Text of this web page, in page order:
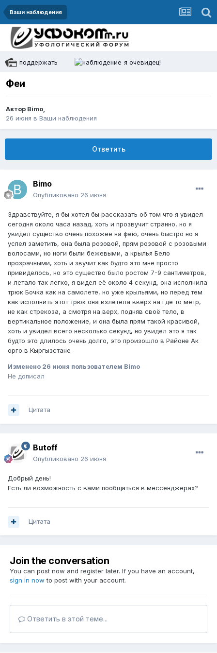
Ваши наблюдения
поддержать я очевидец!
Феи
Автор Bimo,
26 июня в Ваши наблюдения
Ответить
Bimo
Опубликовано 26 июня
Здравствуйте, я бы хотел бы рассказать об том что я увидел
сегодня около часа назад, хоть и прозвучит странно, но я
увидел существо очень похожее на фею, очень быстро но я
успел заметить, она была розовой, прям розовой с розовыми
волосами, но ноги были бежевыми, а крылья Бело
прозрачными, хоть и звучит как будто это мне просто
привиделось, но это существо было ростом 7-9 сантиметров,
и летало так легко, я видел её около 4 секунд, она исполнила
трюк Бочка как на самолете, но уже крыльями, но перед тем
как исполнить этот трюк она взлетела вверх на где то метр,
не как стрекоза, а смотря на верх, подняв своё тело, в
вертикальное положение, и она была прям такой красивой,
хоть и увидел всего несколько секунд, но увидел это я так
будто это длилось очень долго, это произошло в Районе Ак
орго в Кыргызстане
Изменено 26 июня пользователем Bimo
Не дописал
Цитата
Butoff
Опубликовано 26 июня
Добрый день!
Есть ли возможность с вами пообщаться в мессенджерах?
Цитата
Join the conversation
You can post now and register later. If you have an account,
sign in now to post with your account.
Ответить в этой теме...